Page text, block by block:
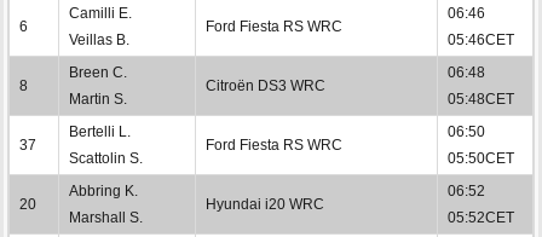
6
Camilli E.
Veillas B.
Ford Fiesta RS WRC
06:46
05:46CET
8
Breen C.
Martin S.
Citroën DS3 WRC
06:48
05:48CET
37
Bertelli L.
Scattolin S.
Ford Fiesta RS WRC
06:50
05:50CET
20
Abbring K.
Marshall S.
Hyundai i20 WRC
06:52
05:52CET